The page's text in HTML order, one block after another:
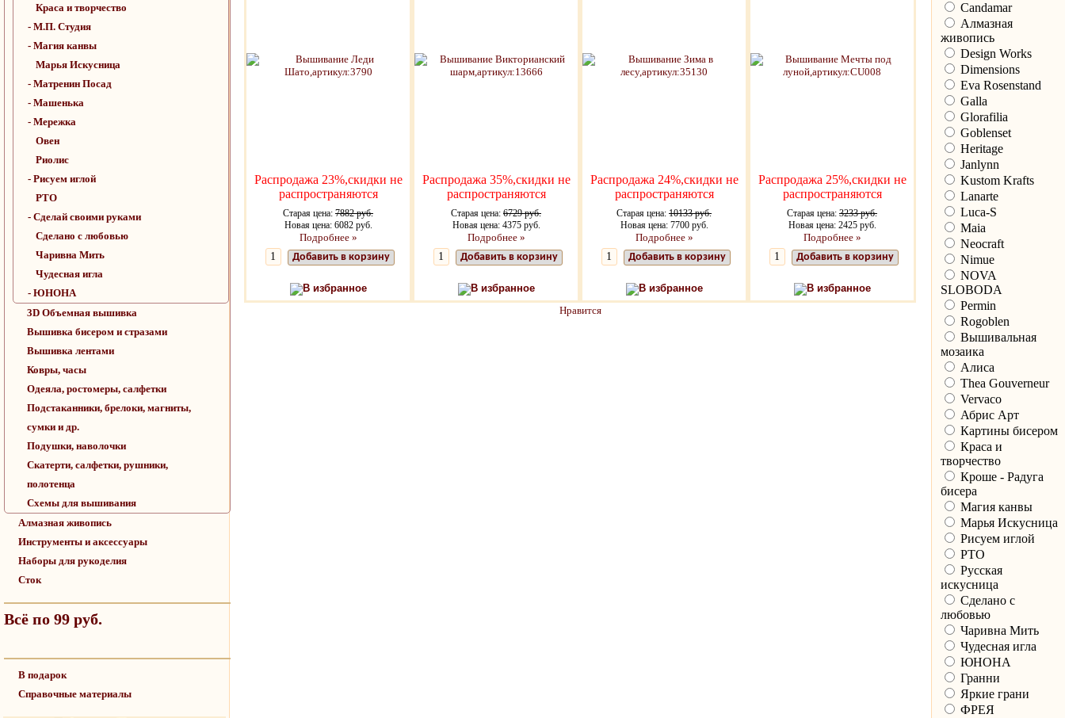
Краса и творчество
- М.П. Студия
- Магия канвы
Марья Искусница
- Матренин Посад
- Машенька
- Мережка
Овен
Риолис
- Рисуем иглой
РТО
- Сделай своими руками
Сделано с любовью
Чаривна Мить
Чудесная игла
- ЮНОНА
3D Объемная вышивка
Вышивка бисером и стразами
Вышивка лентами
Ковры, часы
Одеяла, ростомеры, салфетки
Подстаканники, брелоки, магниты,
сумки и др.
Подушки, наволочки
Скатерти, салфетки, рушники,
полотенца
Схемы для вышивания
Алмазная живопись
Инструменты и аксессуары
Наборы для рукоделия
Сток
Всё по 99 руб.
В подарок
Справочные материалы
Распродажа 23%,скидки не
распространяются
Старая цена: 7882 руб.
Новая цена: 6082 руб.
Подробнее »
Добавить в корзину
В избранное
Распродажа 35%,скидки не
распространяются
Старая цена: 6729 руб.
Новая цена: 4375 руб.
Подробнее »
Добавить в корзину
В избранное
Распродажа 24%,скидки не
распространяются
Старая цена: 10133 руб.
Новая цена: 7700 руб.
Подробнее »
Добавить в корзину
В избранное
Распродажа 25%,скидки не
распространяются
Старая цена: 3233 руб.
Новая цена: 2425 руб.
Подробнее »
Добавить в корзину
В избранное
Нравится
Candamar
Алмазная
живопись
Design Works
Dimensions
Eva Rosenstand
Galla
Glorafilia
Goblenset
Heritage
Janlynn
Kustom Krafts
Lanarte
Luca-S
Maia
Neocraft
Nimue
NOVA
SLOBODA
Permin
Rogoblen
Вышивальная
мозаика
Алиса
Thea Gouverneur
Vervaco
Абрис Арт
Картины бисером
Краса и
творчество
Кроше - Радуга
бисера
Магия канвы
Марья Искусница
Рисуем иглой
РТО
Русская
искусница
Сделано с
любовью
Чаривна Мить
Чудесная игла
ЮНОНА
Гранни
Яркие грани
ФРЕЯ